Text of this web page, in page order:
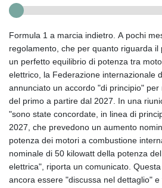
Formula 1 a marcia indietro. A pochi
regolamento, che per quanto riguarda
un perfetto equilibrio di potenza tra
elettrico, la Federazione internazionale
annunciato un accordo "di principio"
del primo a partire dal 2027. In una
"sono state concordate, in linea di
2027, che prevedono un aumento
potenza dei motori a combustione
nominale di 50 kilowatt della potenza
elettrica", riporta un comunicato.
ancora essere "discussa nel dettaglio"